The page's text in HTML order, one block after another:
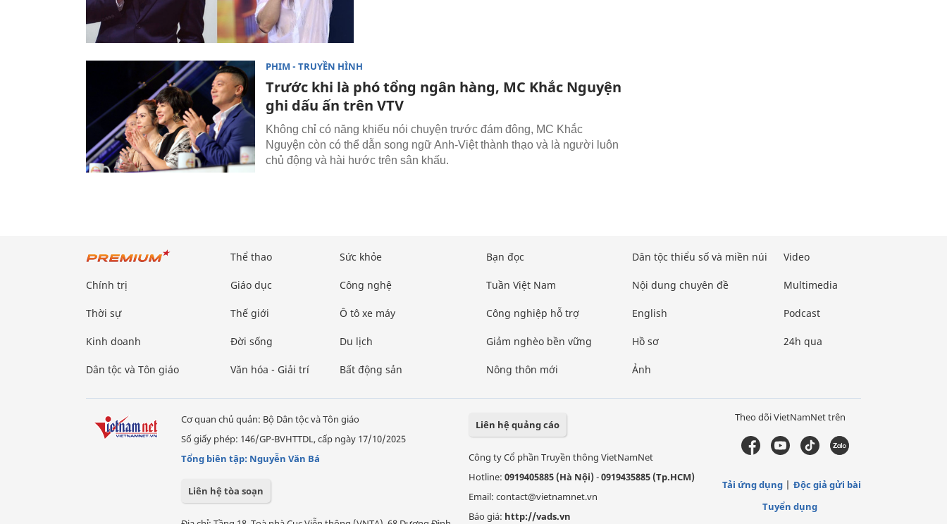
PHIM - TRUYỀN HÌNH
Trước khi là phó tổng ngân hàng, MC Khắc Nguyện
ghi dấu ấn trên VTV
Không chỉ có năng khiếu nói chuyện trước đám đông, MC Khắc
Nguyện còn có thể dẫn song ngữ Anh-Việt thành thạo và là người luôn
chủ động và hài hước trên sân khấu.
Chính trị
Thời sự
Kinh doanh
Dân tộc và Tôn giáo
Thể thao
Giáo dục
Thế giới
Đời sống
Văn hóa - Giải trí
Sức khỏe
Công nghệ
Ô tô xe máy
Du lịch
Bất động sản
Bạn đọc
Tuần Việt Nam
Công nghiệp hỗ trợ
Giảm nghèo bền vững
Nông thôn mới
Dân tộc thiểu số và miền núi
Nội dung chuyên đề
English
Hồ sơ
Ảnh
Video
Multimedia
Podcast
24h qua
Cơ quan chủ quản: Bộ Dân tộc và Tôn giáo
Số giấy phép: 146/GP-BVHTTDL, cấp ngày 17/10/2025
Tổng biên tập: Nguyễn Văn Bá
Liên hệ tòa soạn
Liên hệ quảng cáo
Công ty Cổ phần Truyền thông VietNamNet
Hotline: 0919405885 (Hà Nội)-0919435885 (Tp.HCM)
Email: contact@vietnamnet.vn
Báo giá: http://vads.vn
Theo dõi VietNamNet trên
Tải ứng dụng
Độc giả gửi bài
Tuyển dụng